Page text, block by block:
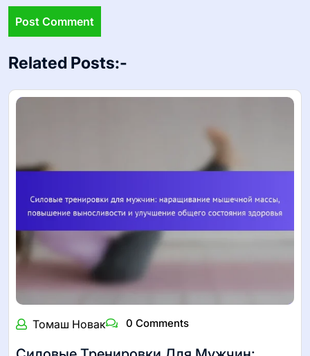
Related Posts:-
Томаш Новак 0 Comments